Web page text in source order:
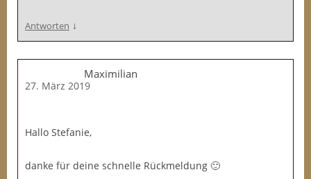
Antworten ↓
Maximilian
27. März 2019
Hallo Stefanie,
danke für deine schnelle Rückmeldung 🙂